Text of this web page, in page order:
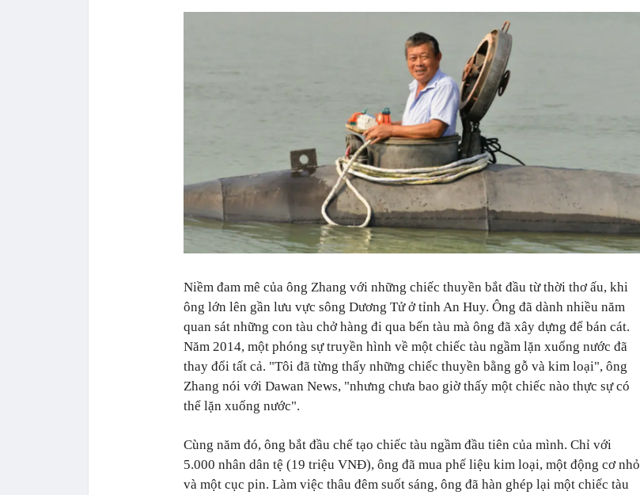
Niềm đam mê của ông Zhang với những chiếc thuyền bắt đầu từ thời thơ ấu, khi
ông lớn lên gần lưu vực sông Dương Tử ở tỉnh An Huy. Ông đã dành nhiều năm
quan sát những con tàu chở hàng đi qua bến tàu mà ông đã xây dựng để bán cát.
Năm 2014, một phóng sự truyền hình về một chiếc tàu ngầm lặn xuống nước đã
thay đổi tất cả. "Tôi đã từng thấy những chiếc thuyền bằng gỗ và kim loại", ông
Zhang nói với Dawan News, "nhưng chưa bao giờ thấy một chiếc nào thực sự có
thể lặn xuống nước".
Cùng năm đó, ông bắt đầu chế tạo chiếc tàu ngầm đầu tiên của mình. Chỉ với
5.000 nhân dân tệ (19 triệu VNĐ), ông đã mua phế liệu kim loại, một động cơ nhỏ
và một cục pin. Làm việc thâu đêm suốt sáng, ông đã hàn ghép lại một chiếc tàu